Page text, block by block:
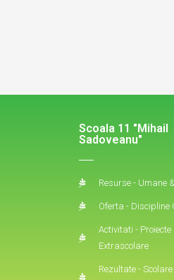
Scoala 11 "Mihail
Sadoveanu"
Resurse - Umane
Oferta - Discipline
Activitati - Proiecte
Extrascolare
Rezultate - Scolare